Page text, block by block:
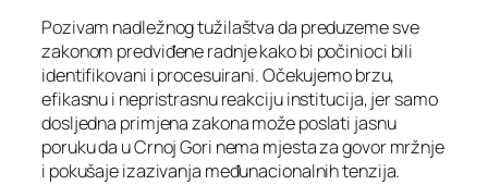
Pozivam nadležnog tužilaštva da preduzeme sve
zakonom predviđene radnje kako bi počinioci bili
identifikovani i procesuirani. Očekujemo brzu,
efikasnu i nepristrasnu reakciju institucija, jer samo
dosljedna primjena zakona može poslati jasnu
poruku da u Crnoj Gori nema mjesta za govor mržnje
i pokušaje izazivanja međunacionalnih tenzija.